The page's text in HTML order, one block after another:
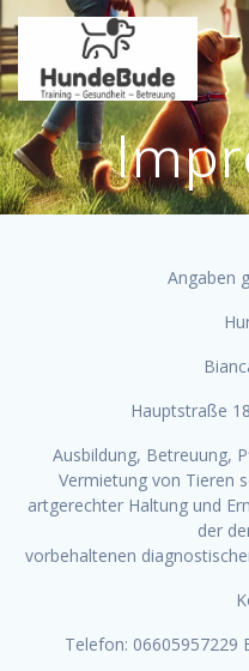
Angaben
Hauptstraße
Ausbildung, Betreuung,
Vermietung von Tieren
artgerechter Haltung und
der
vorbehaltenen
Telefon: 06605957229